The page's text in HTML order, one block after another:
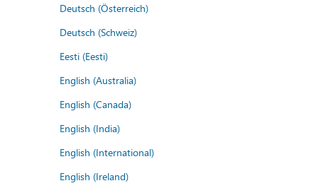
Deutsch (Österreich)
Deutsch (Schweiz)
Eesti (Eesti)
English (Australia)
English (Canada)
English (India)
English (International)
English (Ireland)